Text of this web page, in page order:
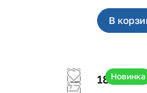
В
Новинка
18 000 ₽